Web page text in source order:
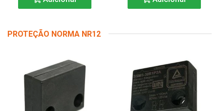
PROTEÇÃO NORMA NR12